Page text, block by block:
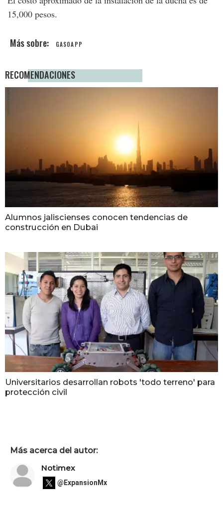
15,000 pesos.
GASOAPP
RECOMENDACIONES
Alumnos jaliscienses conocen tendencias de
construcción en Dubai
Universitarios desarrollan robots 'todo terreno' para
protección civil
Más acerca del autor:
Notimex
@ExpansionMx